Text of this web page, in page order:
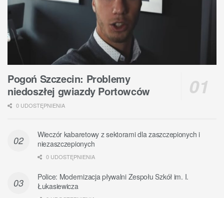
Pogoń Szczecin: Problemy
niedoszłej gwiazdy Portowców
0 UDOSTĘPNIENIA
Wieczór kabaretowy z sektorami dla zaszczepionych i
niezaszczepionych
0 UDOSTĘPNIENIA
Police: Modernizacja pływalni Zespołu Szkół im. I.
Łukasiewicza